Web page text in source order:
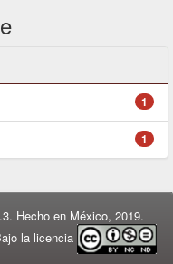
1
1
Hecho en México, 2019.
la licencia